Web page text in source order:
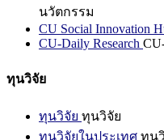
นวัตกรรม
CU Social Innovation
CU-Daily Research
ทุนวิจัย
ทุนวิจัย ทุนวิจัย
ทุนวิจัยในประเทศ ทุน